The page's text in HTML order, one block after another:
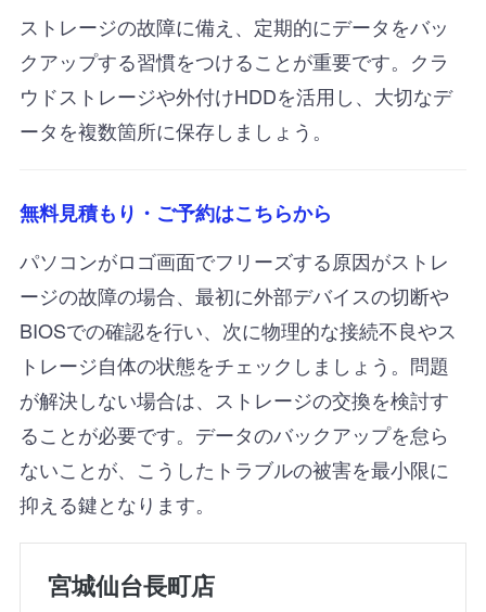
ストレージの故障に備え、定期的にデータをバッ
クアップする習慣をつけることが重要です。クラ
ウドストレージや外付けHDDを活用し、大切なデ
ータを複数箇所に保存しましょう。
無料見積もり・ご予約はこちらから
パソコンがロゴ画面でフリーズする原因がストレ
ージの故障の場合、最初に外部デバイスの切断や
BIOSでの確認を行い、次に物理的な接続不良やス
トレージ自体の状態をチェックしましょう。問題
が解決しない場合は、ストレージの交換を検討す
ることが必要です。データのバックアップを怠ら
ないことが、こうしたトラブルの被害を最小限に
抑える鍵となります。